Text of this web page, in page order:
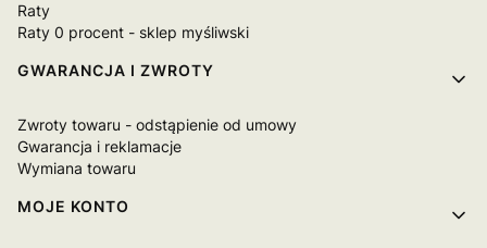
Raty
Raty 0 procent - sklep myśliwski
GWARANCJA I ZWROTY
Zwroty towaru - odstąpienie od umowy
Gwarancja i reklamacje
Wymiana towaru
MOJE KONTO